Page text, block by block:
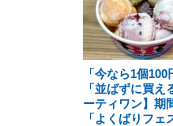
「今なら1個100
「並ばずに買え
ーティワン】期
「よくばりフェ